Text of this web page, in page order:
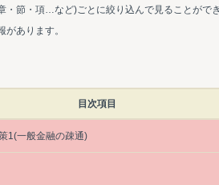
・節・項…など)ごとに絞り込んで見ることがで
あります。
目次項目
1(一般金融の疎通)